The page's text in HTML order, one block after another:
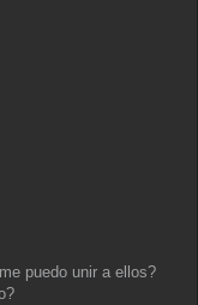
puedo unir a ellos?